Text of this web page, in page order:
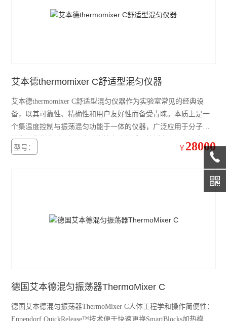
赛默飞1300系列安全生物柜
赛默飞371直热式CO2培养箱
赛默飞3111水套式CO2培养箱
赛默飞i160直热式CO2培养箱
艾本德5804R冷冻离心机
赛默飞Micro21R冷冻离心机
精骐摆床
精骐混匀仪
艾本德thermomixer C舒适型混匀仪器
艾本德thermomixer C舒适型混匀仪器作为实验室常见的经典设
备，以其可靠性、精确性和用户友好性而备受青睐。本质上是一
个集温度控制与振荡混匀功能于一体的仪器，广泛应用于分子生
物学、生物化学、细胞生物学等多个领域。将孵育和混匀两个关
键步骤结合，以其性能和可靠性，为科研人员提供了强有力的支
型号： ￥ 28000
德国艾本德混匀振荡器ThermoMixer C
德国艾本德混匀振荡器ThermoMixer C人体工程学和操作简便性：
Eppendorf QuickRelease™技术便于快速更换SmartBlocks加热模